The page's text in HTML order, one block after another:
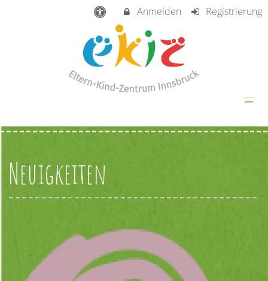
Anmelden Registrierung
Neuigkeiten